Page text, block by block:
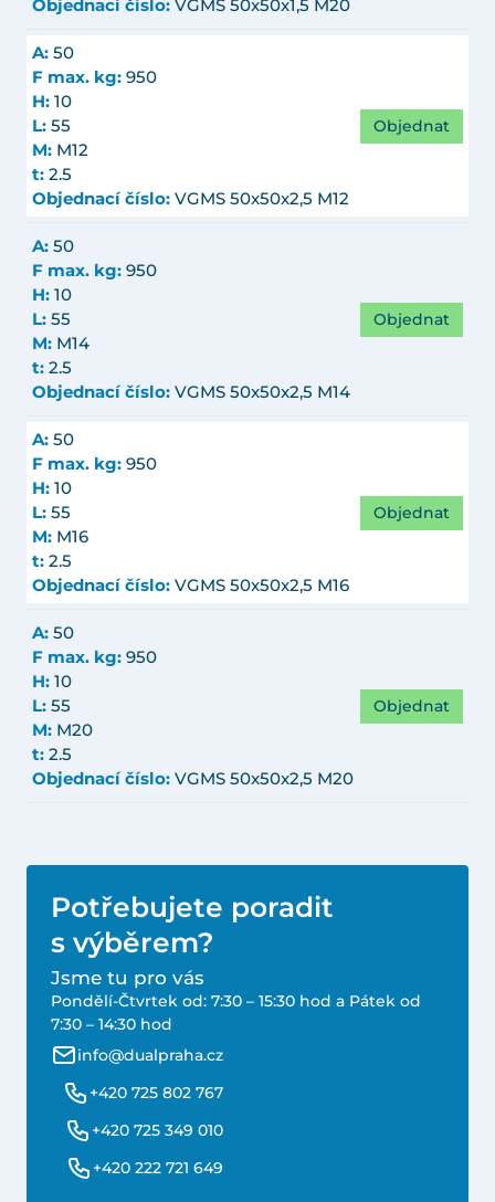
Objednací číslo: VGMS 50x50x1,5 M20
A: 50
F max. kg: 950
H: 10
L: 55
M: M12
t: 2.5
Objednací číslo: VGMS 50x50x2,5 M12
Objednat
A: 50
F max. kg: 950
H: 10
L: 55
M: M14
t: 2.5
Objednací číslo: VGMS 50x50x2,5 M14
Objednat
A: 50
F max. kg: 950
H: 10
L: 55
M: M16
t: 2.5
Objednací číslo: VGMS 50x50x2,5 M16
Objednat
A: 50
F max. kg: 950
H: 10
L: 55
M: M20
t: 2.5
Objednací číslo: VGMS 50x50x2,5 M20
Objednat
Potřebujete poradit
s výběrem?
Jsme tu pro vás
Pondělí-Čtvrtek od: 7:30 – 15:30 hod a Pátek od
7:30 – 14:30 hod
info@dualpraha.cz
+420 725 802 767
+420 725 349 010
+420 222 721 649